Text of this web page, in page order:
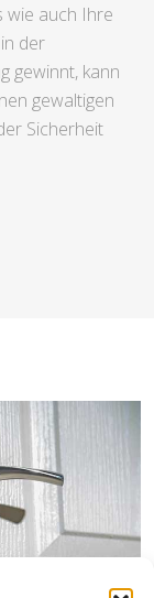
wie auch Ihre
der
gewinnt, kann
gewaltigen
Sicherheit